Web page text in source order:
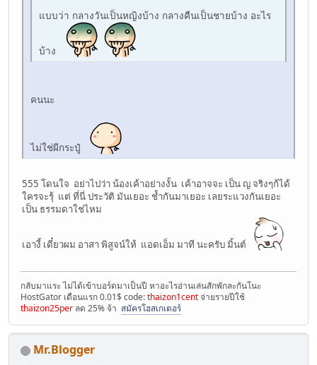
แบบว่า กลางวันเป็นหญิงบ้าง กลางคืนเป็นชายบ้าง อะไร
บ้าง
คนนะ
ไม่ใช่ผีกระปู๋
555 โดนใจ อย่าไปว่า น้องเค้าอย่างงั้น เค้าอาจจะ เป็น ญ จริงๆก้ได้
ใครจะรุ้ แต่ ที่นี่ ประวัติ มันเยอะ ช้ำกันมาเยอะ เลยระแวงกันเยอะ
เป็น ธรรมดาใช่ไหม
เอางี้ เดี๋ยวผม อาสา พิสูจน์ให้ แอดเอ็ม มาที นะครับ มิ้นต์
กลับมาแระ ไม่ได้เข้าบอร์ดมาเป็นปี หาอะไรอ่านเล่นสักพักละกันโนะ
HostGator เดือนแรก 0.01$ code:thaizon1centจ่ายรายปีใช้
thaizon25per ลด 25% จ้า สมัครโฮสเกเตอร์
Mr.Blogger